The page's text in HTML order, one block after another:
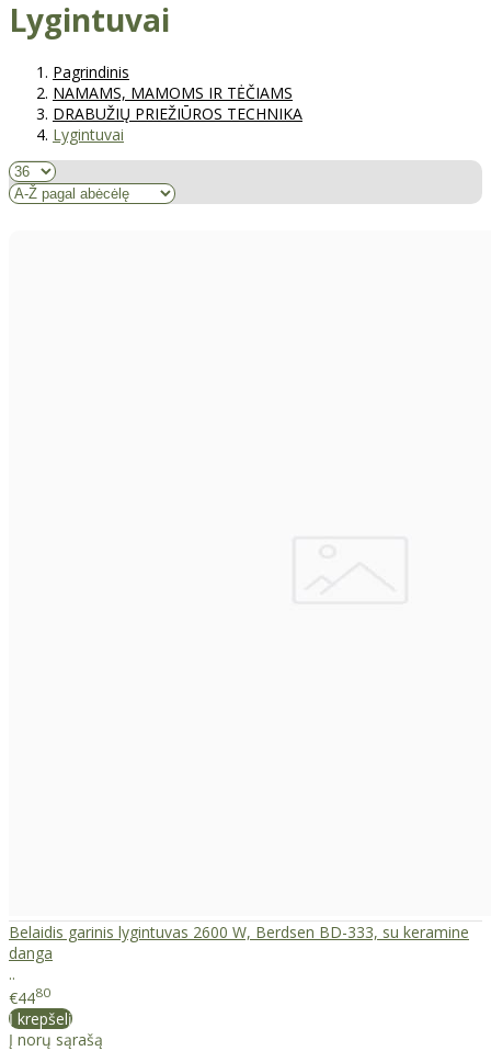
Lygintuvai
Pagrindinis
NAMAMS, MAMOMS IR TĖČIAMS
DRABUŽIŲ PRIEŽIŪROS TECHNIKA
Lygintuvai
Belaidis garinis lygintuvas 2600 W, Berdsen BD-333, su keramine
danga
..
€4480
Į krepšelį
Į norų sąrašą